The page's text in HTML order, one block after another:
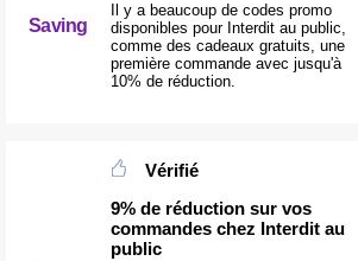
Saving
Il y a beaucoup de codes promo
disponibles pour Interdit au public,
comme des cadeaux gratuits, une
première commande avec jusqu'à
10% de réduction.
Vérifié
9% de réduction sur vos
commandes chez Interdit au
public